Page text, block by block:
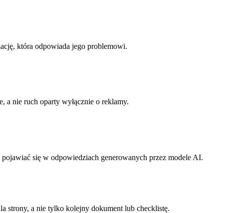
która odpowiada jego problemowi.
a nie ruch oparty wyłącznie o reklamy.
się w odpowiedziach generowanych przez modele AI.
strony, a nie tylko kolejny dokument lub checklistę.